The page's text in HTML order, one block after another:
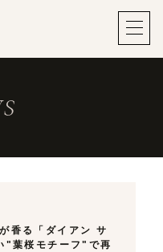
香る「ダイアン サ
"葉桜モチーフ"で再